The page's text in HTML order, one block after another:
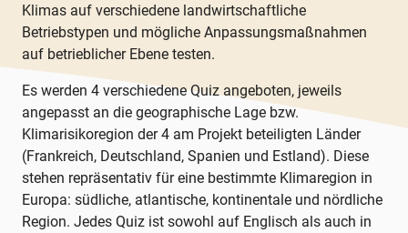
Klimas auf verschiedene landwirtschaftliche
Betriebstypen und mögliche Anpassungsmaßnahmen
auf betrieblicher Ebene testen.
Es werden 4 verschiedene Quiz angeboten, jeweils
angepasst an die geographische Lage bzw.
Klimarisikoregion der 4 am Projekt beteiligten Länder
(Frankreich, Deutschland, Spanien und Estland). Diese
stehen repräsentativ für eine bestimmte Klimaregion in
Europa: südliche, atlantische, kontinentale und nördliche
Region. Jedes Quiz ist sowohl auf Englisch als auch in